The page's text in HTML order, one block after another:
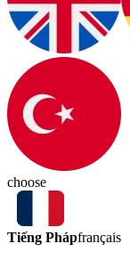
choose
Tiếng Phápfrançais